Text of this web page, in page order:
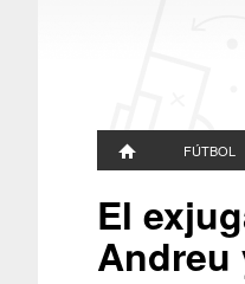
FÚTBOL
El
Andreu